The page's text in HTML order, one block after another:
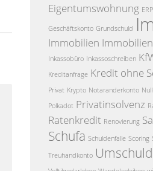
Eigentumswohnung ERP
Geschäftskonto Grundschuld
Immobilien
Inkassobüro Inkassoschreiben
Kreditanfrage Kredit ohne
Privat Krypto Notaranderkonto
Polkadot Privatinsolvenz
Ratenkredit Renovierung
Schufa Schuldenfalle Scoring
Treuhandkonto